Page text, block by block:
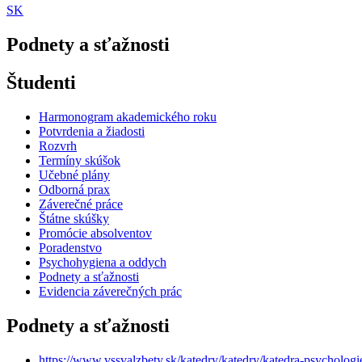
SK
Podnety a sťažnosti
Študenti
Harmonogram akademického roku
Potvrdenia a žiadosti
Rozvrh
Termíny skúšok
Učebné plány
Odborná prax
Záverečné práce
Štátne skúšky
Promócie absolventov
Poradenstvo
Psychohygiena a oddych
Podnety a sťažnosti
Evidencia záverečných prác
Podnety a sťažnosti